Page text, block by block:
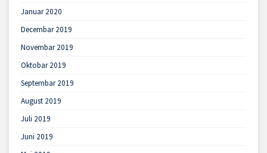
Januar 2020
Decembar 2019
Novembar 2019
Oktobar 2019
Septembar 2019
August 2019
Juli 2019
Juni 2019